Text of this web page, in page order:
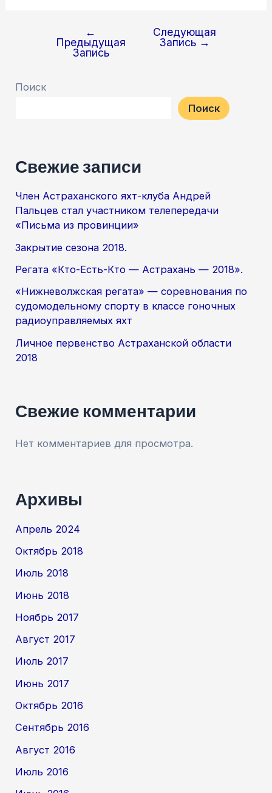
Навигация
←
Предыдущая
Запись
Следующая
Запись →
Поиск
Поиск
Свежие записи
Член Астраханского яхт-клуба Андрей
Пальцев стал участником телепередачи
«Письма из провинции»
Закрытие сезона 2018.
Регата «Кто-Есть-Кто — Астрахань — 2018».
«Нижневолжская регата» — соревнования по
судомодельному спорту в классе гоночных
радиоуправляемых яхт
Личное первенство Астраханской области
2018
Свежие комментарии
Нет комментариев для просмотра.
Архивы
Апрель 2024
Октябрь 2018
Июль 2018
Июнь 2018
Ноябрь 2017
Август 2017
Июль 2017
Июнь 2017
Октябрь 2016
Сентябрь 2016
Август 2016
Июль 2016